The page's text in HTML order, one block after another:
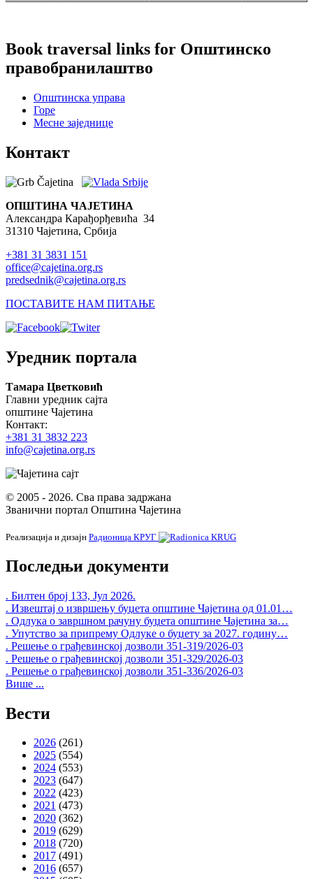
Book traversal links for Општинско
правобранилаштво
Општинска управа
Горе
Месне заједнице
Контакт
ОПШТИНА ЧАЈЕТИНА
Александра Карађорђевића 34
31310 Чајетина, Србија
+381 31 3831 151
office@cajetina.org.rs
predsednik@cajetina.org.rs
ПОСТАВИТЕ НАМ ПИТАЊЕ
Уредник портала
Тамара Цветковић
Главни уредник сајта
општине Чајетина
Контакт:
+381 31 3832 223
info@cajetina.org.rs
© 2005 - 2026. Сва права задржана
Званични портал Општина Чајетина
Реализација и дизајн Радионица КРУГ
Последњи документи
. Билтен број 133, Јул 2026.
. Извештај о извршењу буџета општине Чајетина од 01.01…
. Одлука о завршном рачуну буџета општине Чајетина за…
. Упутство за припрему Одлуке о буџету за 2027. годину…
. Решење о грађевинској дозволи 351-319/2026-03
. Решење о грађевинској дозволи 351-329/2026-03
. Решење о грађевинској дозволи 351-336/2026-03
Више ...
Вести
2026 (261)
2025 (554)
2024 (553)
2023 (647)
2022 (423)
2021 (473)
2020 (362)
2019 (629)
2018 (720)
2017 (491)
2016 (657)